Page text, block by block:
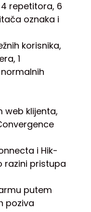
repetitora, 6
oznaka i
korisnika,
1
web klijenta,
i Hik-
razini pristupa
putem
poziva